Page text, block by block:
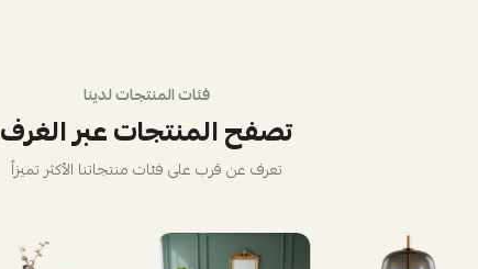
فئات المنتجات لدينا
تصفح المنتجات عبر الغرف
تعرف عن قرب على فئات منتجاتنا الأكثر تميزاً